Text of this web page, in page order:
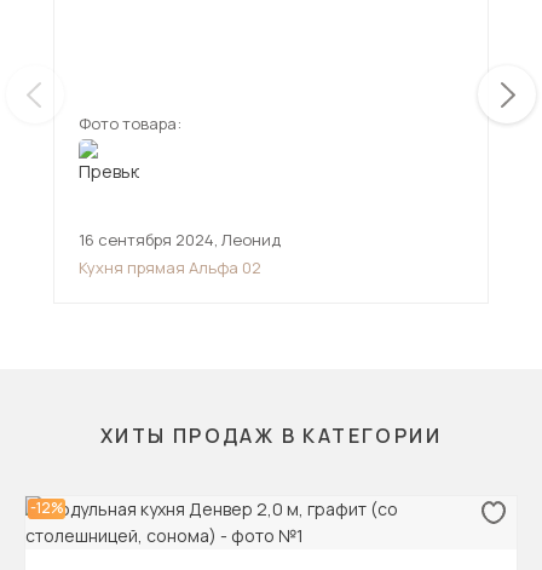
Фото товара:
16 сентября 2024, Леонид
Кухня прямая Альфа 02
ХИТЫ ПРОДАЖ В КАТЕГОРИИ
-12%